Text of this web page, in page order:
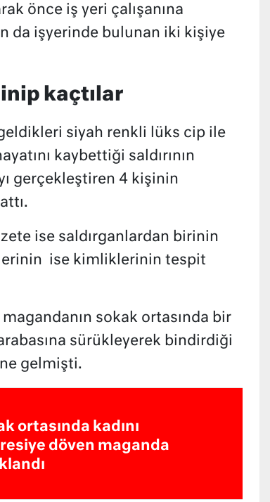
önce iş yeri çalışanına
da işyerinde bulunan iki kişiye
kaçtılar
siyah renkli lüks cip ile
kaybettiği saldırının
gerçekleştiren 4 kişinin
ise saldırganlardan birinin
ise kimliklerinin tespit
sokak ortasında bir
sürükleyerek bindirdiği
gelmişti.
ortasında kadını
döven maganda